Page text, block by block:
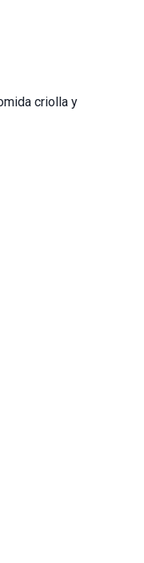
criolla y